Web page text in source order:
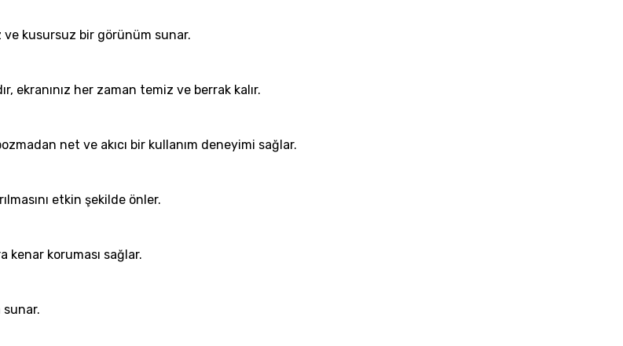
ve kusursuz bir görünüm sunar.
ekranınız her zaman temiz ve berrak kalır.
net ve akıcı bir kullanım deneyimi sağlar.
etkin şekilde önler.
kenar koruması sağlar.
sunar.